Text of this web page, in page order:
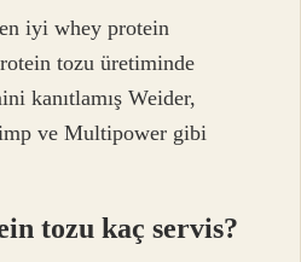
iyi whey protein
tozu üretiminde
kanıtlamış Weider,
ve Multipower gibi
tozu kaç servis?